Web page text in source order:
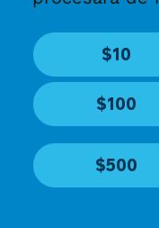
$10
$100
$500